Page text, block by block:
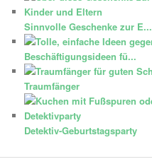
Sinnvolle Geschenke zur E...
Beschäftigungsideen fü...
Traumfänger
Detektiv-Geburtstagsparty